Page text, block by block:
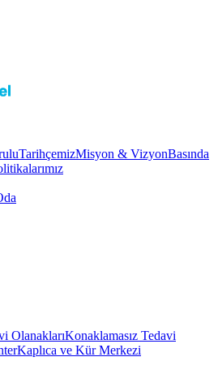
TarihçemizMisyon & VizyonBasında
OlanaklarıKonaklamasız Tedavi
Kaplıca ve Kür Merkezi